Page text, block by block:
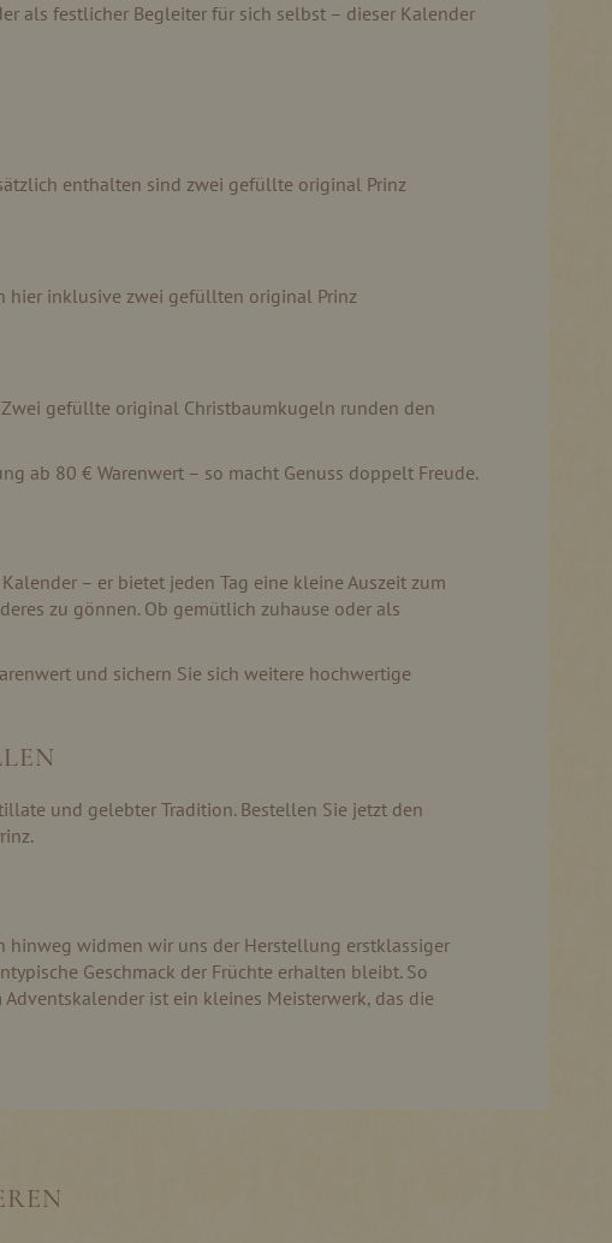
als festlicher Begleiter für sich selbst – dieser Kalender
enthalten sind zwei gefüllte original Prinz
hier inklusive zwei gefüllten original Prinz
gefüllte original Christbaumkugeln runden den
ab 80 € Warenwert – so macht Genuss doppelt Freude.
– er bietet jeden Tag eine kleine Auszeit zum
zu gönnen. Ob gemütlich zuhause oder als
und sichern Sie sich weitere hochwertige
und gelebter Tradition. Bestellen Sie jetzt den
hinweg widmen wir uns der Herstellung erstklassiger
Geschmack der Früchte erhalten bleibt. So
ist ein kleines Meisterwerk, das die